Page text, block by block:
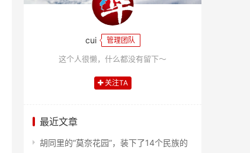
cui 管理团队
这个人很懒，什么都没有留下～
关注TA
最近文章
胡同里的“莫奈花园”，装下了14个民族的